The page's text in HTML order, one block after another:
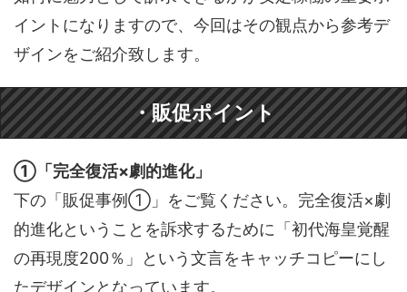
イントになりますので、今回はその観点から参考デ
ザインをご紹介致します。
・販促ポイント
①「完全復活×劇的進化」
下の「販促事例①」をご覧ください。完全復活×劇
的進化ということを訴求するために「初代海皇覚醒
の再現度200％」という文言をキャッチコピーにし
たデザインとなっています。